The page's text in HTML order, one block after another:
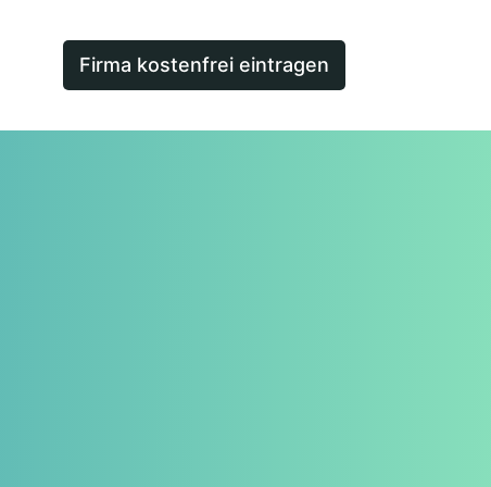
Firma kostenfrei eintragen